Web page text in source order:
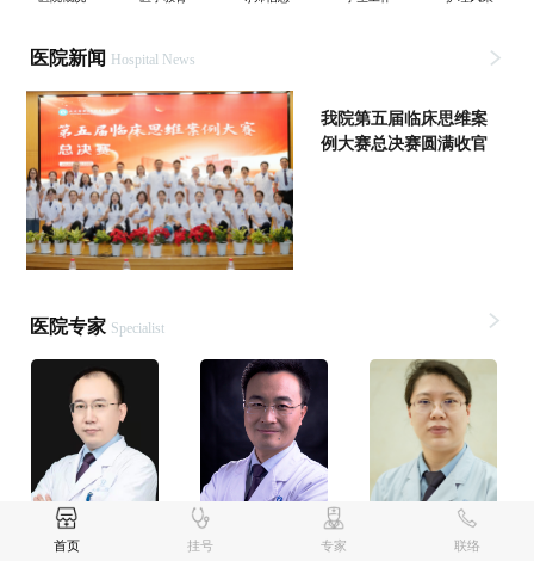
首页 挂号 专家 联络
医院新闻 Hospital News
我院第五届临床思维案
例大赛总决赛圆满收官
医院专家 Specialist
王振强